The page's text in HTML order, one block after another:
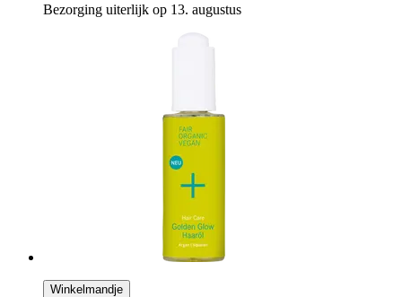
Bezorging uiterlijk op 13. augustus
Winkelmandje